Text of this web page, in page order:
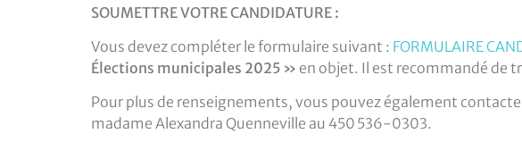
SOUMETTRE VOTRE CANDIDATURE :
Vous devez compléter le formulaire suivant : FORMULAIRE
Élections municipales 2025 » en objet. Il est recommandé de
Pour plus de renseignements, vous pouvez également
madame Alexandra Quenneville au 450 536-0303.